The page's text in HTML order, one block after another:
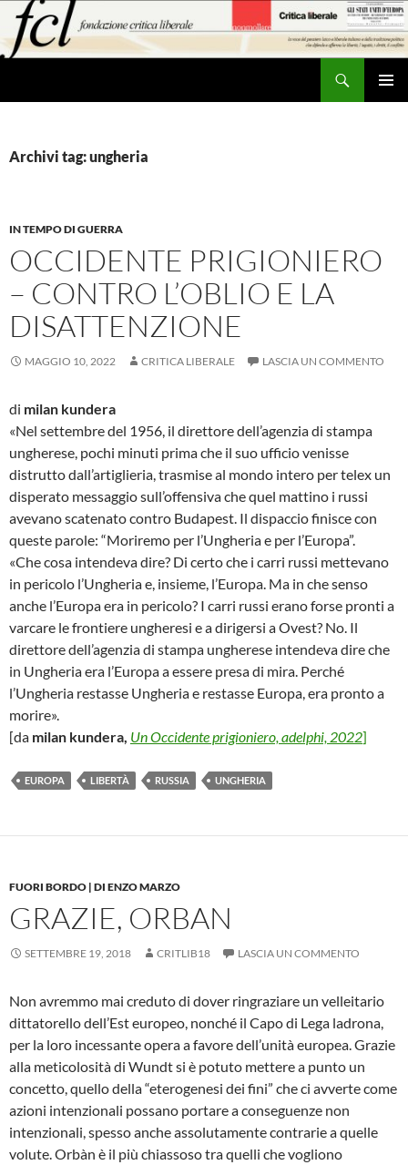
contenuto
Archivi tag: ungheria
IN TEMPO DI GUERRA
OCCIDENTE PRIGIONIERO
– CONTRO L’OBLIO E LA
DISATTENZIONE
MAGGIO 10, 2022 CRITICA LIBERALE LASCIA UN COMMENTO
di milan kundera
«Nel settembre del 1956, il direttore dell’agenzia di stampa
ungherese, pochi minuti prima che il suo ufficio venisse
distrutto dall’artiglieria, trasmise al mondo intero per telex un
disperato messaggio sull’offensiva che quel mattino i russi
avevano scatenato contro Budapest. Il dispaccio finisce con
queste parole: “Moriremo per l’Ungheria e per l’Europa”.
«Che cosa intendeva dire? Di certo che i carri russi mettevano
in pericolo l’Ungheria e, insieme, l’Europa. Ma in che senso
anche l’Europa era in pericolo? I carri russi erano forse pronti a
varcare le frontiere ungheresi e a dirigersi a Ovest? No. Il
direttore dell’agenzia di stampa ungherese intendeva dire che
in Ungheria era l’Europa a essere presa di mira. Perché
l’Ungheria restasse Ungheria e restasse Europa, era pronto a
morire».
[da milan kundera, Un Occidente prigioniero, adelphi, 2022]
EUROPA LIBERTÀ RUSSIA UNGHERIA
FUORI BORDO | DI ENZO MARZO
GRAZIE, ORBAN
SETTEMBRE 19, 2018 CRITLIB18 LASCIA UN COMMENTO
Non avremmo mai creduto di dover ringraziare un velleitario
dittatorello dell’Est europeo, nonché il Capo di Lega ladrona,
per la loro incessante opera a favore dell’unità europea. Grazie
alla meticolosità di Wundt si è potuto mettere a punto un
concetto, quello della “eterogenesi dei fini” che ci avverte come
azioni intenzionali possano portare a conseguenze non
intenzionali, spesso anche assolutamente contrarie a quelle
volute. Orbàn è il più chiassoso tra quelli che vogliono